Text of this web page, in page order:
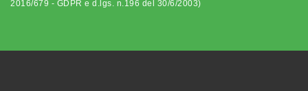
responsabile per conoscere i Suoi dati, verificare le modalità
2016/679 - GDPR e d.lgs. n.196 del 30/6/2003)